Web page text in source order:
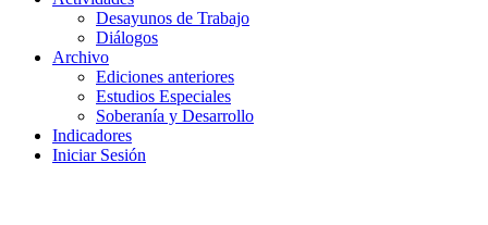
Desayunos de Trabajo
Diálogos
Archivo
Ediciones anteriores
Estudios Especiales
Soberanía y Desarrollo
Indicadores
Iniciar Sesión